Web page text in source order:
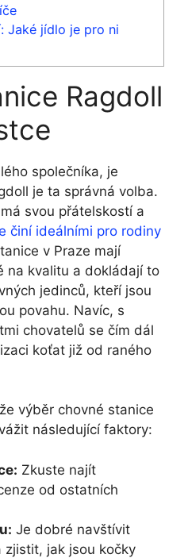
Jaké jídlo je pro ni
Ragdoll
společníka, je
je ta správná volba.
svou přátelskostí a
činí ideálními pro rodiny
v Praze mají
na kvalitu a dokládají to
jedinců, kteří jsou
povahu. Navíc, s
chovatelů se čím dál
koťat již od raného
výběr chovné stanice
následující faktory:
Zkuste najít
od ostatních
Je dobré navštívit
zjistit, jak jsou kočky